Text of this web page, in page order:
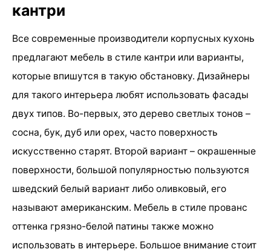
кантри
Все современные производители корпусных кухонь
предлагают мебель в стиле кантри или варианты,
которые впишутся в такую обстановку. Дизайнеры
для такого интерьера любят использовать фасады
двух типов. Во-первых, это дерево светлых тонов –
сосна, бук, дуб или орех, часто поверхность
искусственно старят. Второй вариант – окрашенные
поверхности, большой популярностью пользуются
шведский белый вариант либо оливковый, его
называют американским. Мебель в стиле прованс
оттенка грязно-белой патины также можно
использовать в интерьере. Большое внимание стоит